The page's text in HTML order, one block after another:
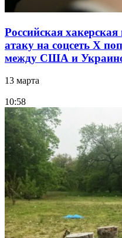
Российская
атаку на соцсеть Х
между США и
13 марта
10:58